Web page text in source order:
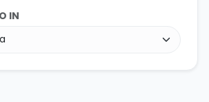
IN